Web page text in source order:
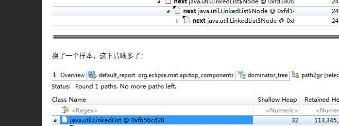
换了一个样本，这下清晰多了：